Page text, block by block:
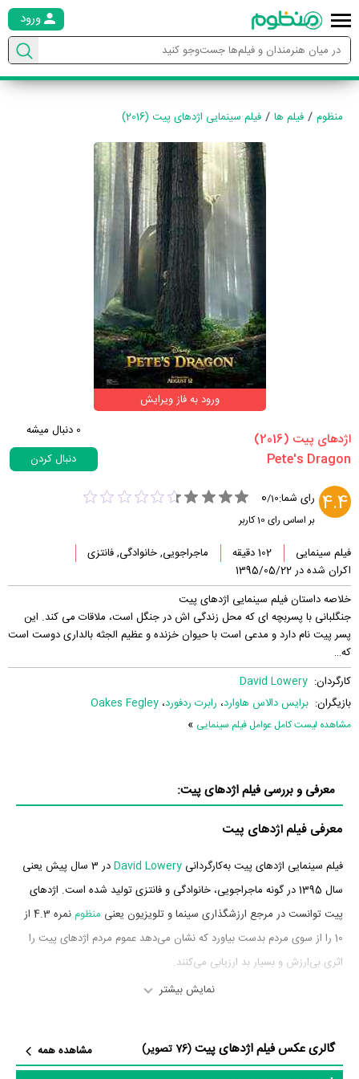
ورود
منظوم فیلم ها فیلم سینمایی اژدهای پیت (2016)
ورود به فاز ویرایش
‏اژدهای پیت‏ (2016)
0 دنبال میشه
دنبال کردن
4.4 رای شما: 0/10
بر اساس رای 10کاربر
فیلم سینمایی 102 دقیقه
ماجراجویی, خانوادگی, فانتزی
اکران شده در 1395/05/22
خلاصه داستان فیلم سینمایی اژدهای پیت
جنگلبانی با پسربچه ای که محل زندگی اش در جنگل است، ملاقات می کند. این
پسر پیت نام دارد و مدعی است با حیوان خزنده و عظیم الجثه بالداری دوست است
که…
کارگردان: David Lowery
بازیگران: برایس دالاس هاوارد، رابرت ردفورد، Oakes Fegley
مشاهده لیست کامل عوامل فیلم سینمایی »
معرفی و بررسی فیلم اژدهای پیت:
معرفی فیلم اژدهای پیت
فیلم سینمایی اژدهای پیت به‌کارگردانی David Lowery
در 3 سال پیش یعنی
سال 1395 در گونه ماجراجویی، خانوادگی و فانتزی تولید شده است. اژدهای
پیت توانست در مرجع ارزشگذاری سینما و تلویزیون یعنی منظوم
نمره 4.3 از
10 را از سوی مردم بدست بیاورد که نشان می‌دهد عموم مردم اژدهای پیت را
اثری بی‌ارزش و بسیار بد ارزیابی می‌کنند.
بازیگران فیلم اژدهای پیت چه کسانی هستند؟ در اژدهای پیت بازیگرانی چون
برایس دالاس هاوارددر نقش Grace، رابرت ردفورددر نقش Meacham،
نمایش بیشتر
گالری عکس فیلم اژدهای پیت(76 تصویر)
مشاهده همه